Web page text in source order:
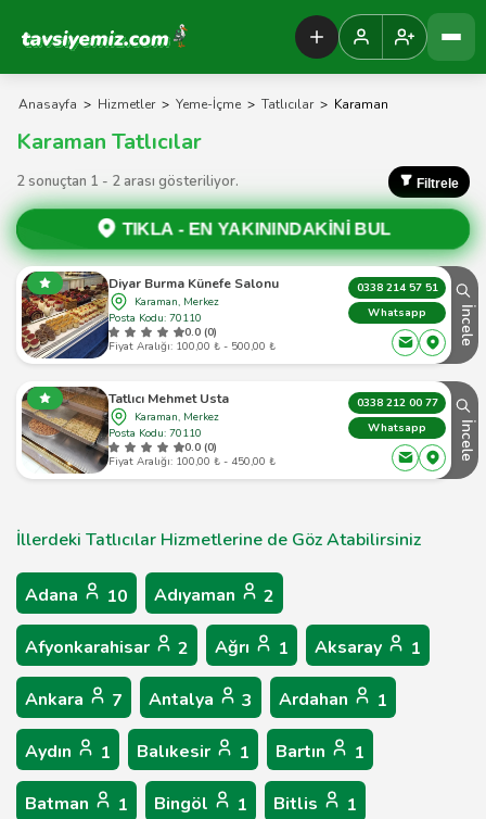
Tavsiyemiz Anasayfa
Anasayfa > Hizmetler > Yeme-İçme > Tatlıcılar > Karaman
Karaman Tatlıcılar
2 sonuçtan 1 - 2 arası gösteriliyor. Filtrele
TIKLA - EN YAKININDAKİNİ BUL
Diyar Burma Künefe Salonu
Karaman, Merkez
Posta Kodu: 70110
0.0 (0)
Fiyat Aralığı: 100,00 ₺ - 500,00 ₺
0338 214 57 51
Whatsapp
İncele
Tatlıcı Mehmet Usta
Karaman, Merkez
Posta Kodu: 70110
0.0 (0)
Fiyat Aralığı: 100,00 ₺ - 450,00 ₺
0338 212 00 77
Whatsapp
İncele
İllerdeki Tatlıcılar Hizmetlerine de Göz Atabilirsiniz
Adana 10 Adıyaman 2
Afyonkarahisar 2 Ağrı 1 Aksaray 1
Ankara 7 Antalya 3 Ardahan 1
Aydın 1 Balıkesir 1 Bartın 1
Batman 1 Bingöl 1 Bitlis 1